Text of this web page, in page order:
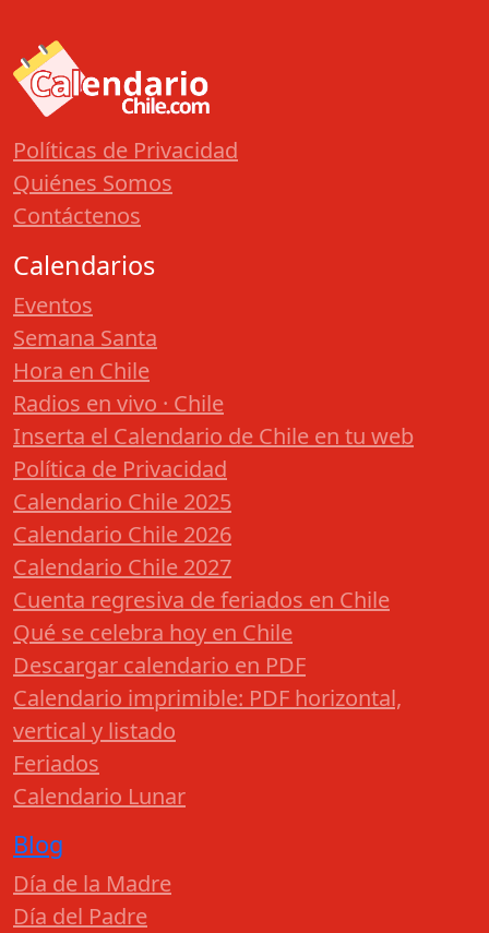
Políticas de Privacidad
Quiénes Somos
Contáctenos
Calendarios
Eventos
Semana Santa
Hora en Chile
Radios en vivo · Chile
Inserta el Calendario de Chile en tu web
Política de Privacidad
Calendario Chile 2025
Calendario Chile 2026
Calendario Chile 2027
Cuenta regresiva de feriados en Chile
Qué se celebra hoy en Chile
Descargar calendario en PDF
Calendario imprimible: PDF horizontal,
vertical y listado
Feriados
Calendario Lunar
Blog
Día de la Madre
Día del Padre